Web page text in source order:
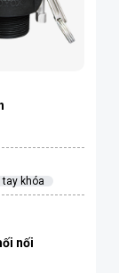
tay khóa
nối